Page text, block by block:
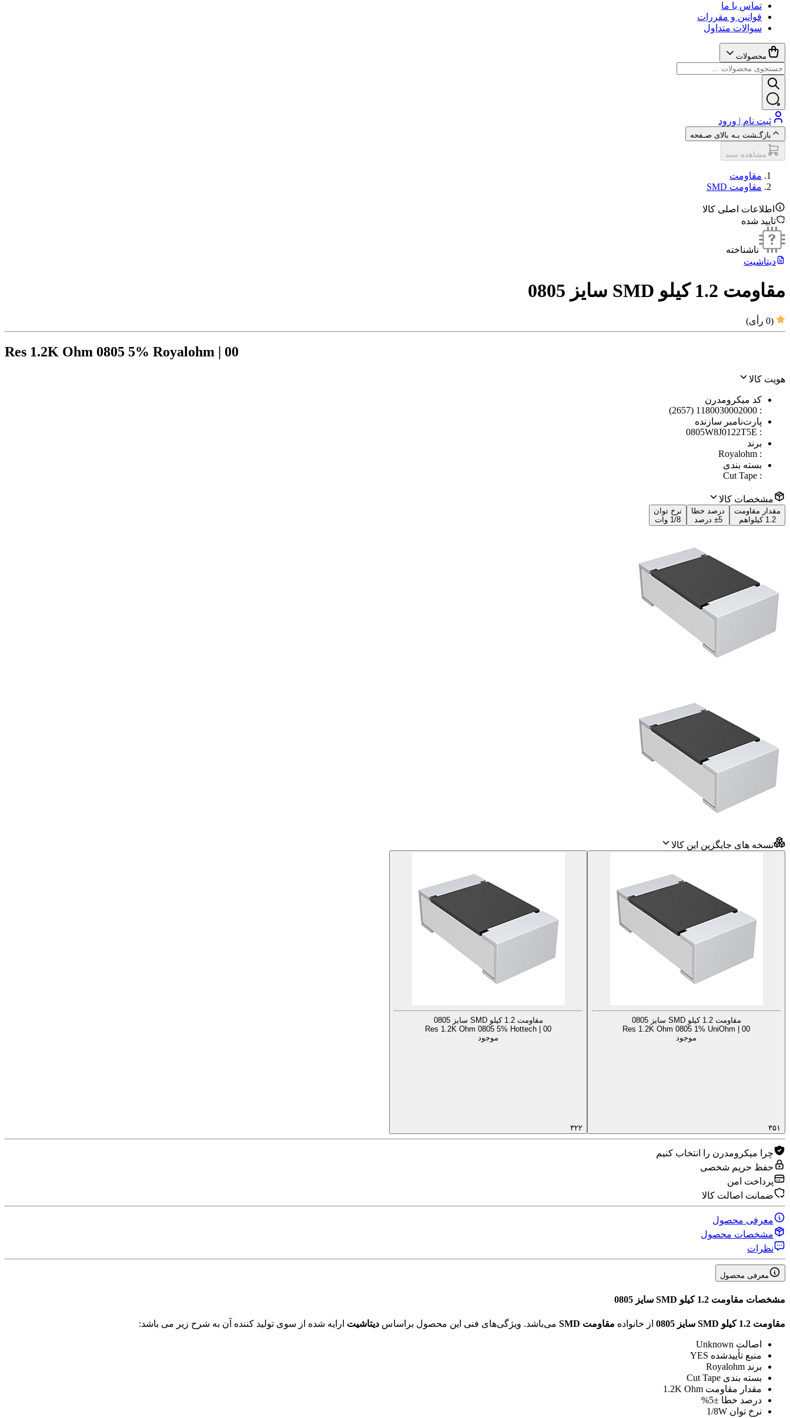
تماس با ما
قوانین و مقررات
سوالات متداول
محصولات
ثبت نام | ورود
بازگـشت بـه بالای صـفحه
مشاهده سبد
مقاومت‌
مقاومت SMD
اطلاعات اصلی کالا
تایید شده
ناشناخته
دیتاشیت
مقاومت 1.2 کیلو SMD سایز 0805
(
0 رأی)
Res 1.2K Ohm 0805 5% Royalohm | 00
هویت کالا
کد میکرومدرن
:
1180030002000 (2657)
پارت‌نامبر سازنده
:
0805W8J0122T5E
برند
:
Royalohm
بسته بندی
:
Cut Tape
مشخصات کالا
مقدار مقاومت
1.2 کیلواهم
درصد خطا
±5 درصد
نرخ توان
1/8 وات
نسخه های جایگزین این کالا
مقاومت 1.2 کیلو SMD سایز 0805
Res 1.2K Ohm 0805 1% UniOhm | 00
موجود
۳۵۱
مقاومت 1.2 کیلو SMD سایز 0805
Res 1.2K Ohm 0805 5% Hottech | 00
موجود
۳۲۲
چرا میکرومدرن را انتخاب کنیم
حفظ حریم شخصی
پرداخت امن
ضمانت اصالت کالا
معرفی محصول
مشخصات محصول
نظرات
معرفی محصول
مشخصات مقاومت 1.2 کیلو SMD سایز 0805
مقاومت 1.2 کیلو SMD سایز 0805 از خانواده مقاومت SMD می‌باشد. ویژگی‌های فنی این محصول براساس دیتاشیت ارایه شده از سوی تولید کننده آن به شرح زیر می باشد:
اصالت Unknown
منبع تأیید‌شده YES
برند Royalohm
بسته بندی Cut Tape
مقدار مقاومت 1.2K Ohm
درصد خطا ±5%
نرخ توان 1/8W